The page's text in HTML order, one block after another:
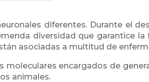
diferentes. Durante el
diversidad que garantice
asociadas a multitud de
encargados de
animales.